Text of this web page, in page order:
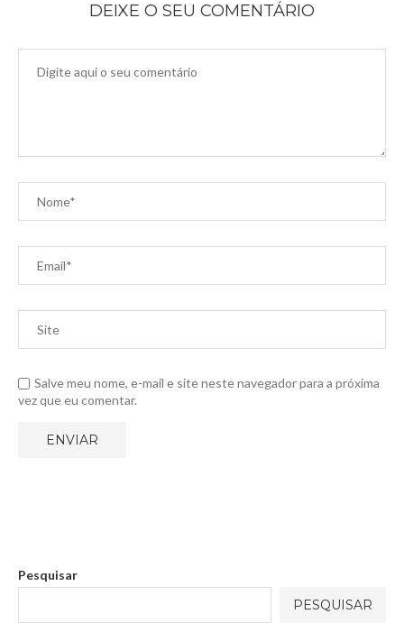
DEIXE O SEU COMENTÁRIO
Salve meu nome, e-mail e site neste navegador para a próxima
vez que eu comentar.
Pesquisar
PESQUISAR